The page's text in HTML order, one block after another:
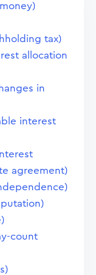
tax)
allocation
in
interest
agreement)
count